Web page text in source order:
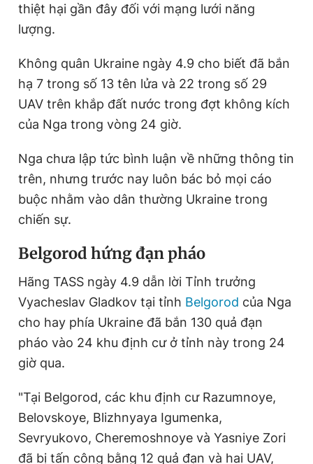
thiệt hại gần đây đối với mạng lưới năng
lượng.
Không quân Ukraine ngày 4.9 cho biết đã bắn
hạ 7 trong số 13 tên lửa và 22 trong số 29
UAV trên khắp đất nước trong đợt không kích
của Nga trong vòng 24 giờ.
Nga chưa lập tức bình luận về những thông tin
trên, nhưng trước nay luôn bác bỏ mọi cáo
buộc nhằm vào dân thường Ukraine trong
chiến sự.
Belgorod hứng đạn pháo
Hãng TASS ngày 4.9 dẫn lời Tỉnh trưởng
Vyacheslav Gladkov tại tỉnh Belgorod của Nga
cho hay phía Ukraine đã bắn 130 quả đạn
pháo vào 24 khu định cư ở tỉnh này trong 24
giờ qua.
"Tại Belgorod, các khu định cư Razumnoye,
Belovskoye, Blizhnyaya Igumenka,
Sevryukovo, Cheremoshnoye và Yasniye Zori
đã bị tấn công bằng 12 quả đạn và hai UAV,